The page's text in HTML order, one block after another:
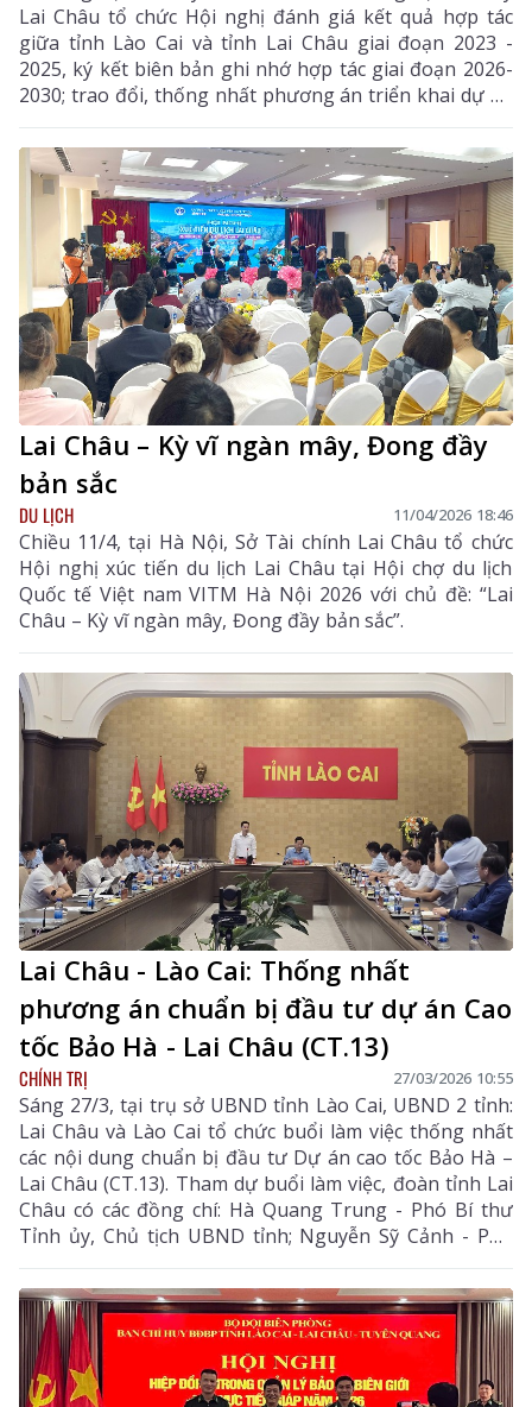
Lai Châu tổ chức Hội nghị đánh giá kết quả hợp tác
giữa tỉnh Lào Cai và tỉnh Lai Châu giai đoạn 2023 -
2025, ký kết biên bản ghi nhớ hợp tác giai đoạn 2026-
2030; trao đổi, thống nhất phương án triển khai dự án
Cao tốc Bảo Hà - Lai Châu (CT.13) và tháo gỡ khó
khăn, vướng mắc, đẩy nhanh tiến độ triển khai dự án
Hầm đường bộ qua đèo Hoàng Liên (kết nối Lào Cai -
Lai Châu). Các đồng chí: Lê Minh Ngân - Ủy viên Ban
Chấp hành Trung ương Đảng, Bí thư Tỉnh ủy, Chủ tịch
HĐND tỉnh Lai Châu; Dương Quốc Huy - Ủy viên Ban
Chấp hành Trung ương Đảng, Bí thư Tỉnh ủy Lào Cai
chủ trì hội nghị.
Lai Châu – Kỳ vĩ ngàn mây, Đong đầy
bản sắc
DU LỊCH 11/04/2026 18:46
Chiều 11/4, tại Hà Nội, Sở Tài chính Lai Châu tổ chức
Hội nghị xúc tiến du lịch Lai Châu tại Hội chợ du lịch
Quốc tế Việt nam VITM Hà Nội 2026 với chủ đề: “Lai
Châu – Kỳ vĩ ngàn mây, Đong đầy bản sắc”.
Lai Châu - Lào Cai: Thống nhất
phương án chuẩn bị đầu tư dự án Cao
tốc Bảo Hà - Lai Châu (CT.13)
CHÍNH TRỊ 27/03/2026 10:55
Sáng 27/3, tại trụ sở UBND tỉnh Lào Cai, UBND 2 tỉnh:
Lai Châu và Lào Cai tổ chức buổi làm việc thống nhất
các nội dung chuẩn bị đầu tư Dự án cao tốc Bảo Hà –
Lai Châu (CT.13). Tham dự buổi làm việc, đoàn tỉnh Lai
Châu có các đồng chí: Hà Quang Trung - Phó Bí thư
Tỉnh ủy, Chủ tịch UBND tỉnh; Nguyễn Sỹ Cảnh - Phó
Chủ tịch HĐND tỉnh; Giám đốc Ban Quản lý dự án đầu
tư xây dựng tỉnh, cùng lãnh đạo các sở: Xây dựng, Tài
chính, Nông nghiệp và Môi trường. Tỉnh Lào Cai có các
đồng chí: Nguyễn Tuấn Anh - Phó Bí thư Tỉnh ủy, Chủ
tịch UBND tỉnh; Phan Trung Bá – Phó Chủ tịch UBND
tỉnh Lào Cai cùng lãnh đạo các sở, ngành liên quan.